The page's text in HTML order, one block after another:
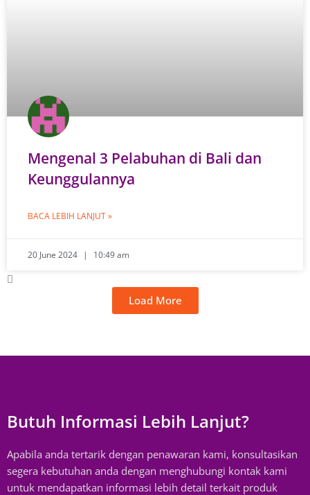
Mengenal 3 Pelabuhan di Bali dan
Keunggulannya
BACA LEBIH LANJUT »
20 June 2024 10:49 am
Load More
Butuh Informasi Lebih Lanjut?
Apabila anda tertarik dengan penawaran kami, konsultasikan
segera kebutuhan anda dengan menghubungi kontak kami
untuk mendapatkan informasi lebih detail terkait produk